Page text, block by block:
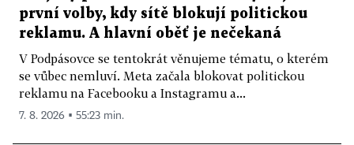
první volby, kdy sítě blokují politickou
reklamu. A hlavní oběť je nečekaná
V Podpásovce se tentokrát věnujeme tématu, o kterém
se vůbec nemluví. Meta začala blokovat politickou
reklamu na Facebooku a Instagramu a...
7. 8. 2026 ▪ 55:23 min.